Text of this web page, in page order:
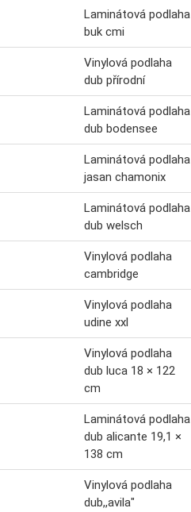
Laminátová podlaha
buk cmi
Vinylová podlaha
dub přírodní
Laminátová podlaha
dub bodensee
Laminátová podlaha
jasan chamonix
Laminátová podlaha
dub welsch
Vinylová podlaha
cambridge
Vinylová podlaha
udine xxl
Vinylová podlaha
dub luca 18 × 122
cm
Laminátová podlaha
dub alicante 19,1 ×
138 cm
Vinylová podlaha
dub,,avila"